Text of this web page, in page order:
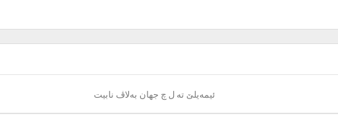
ئیمەیلێ تە ل چ جهان بەلاڤ نابیت